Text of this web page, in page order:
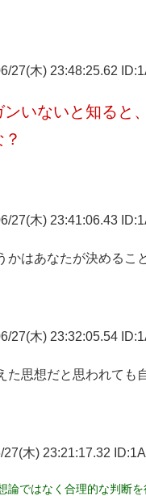
27(木) 23:48:25.62
いないと知ると
27(木) 23:41:06.43
かはあなたが決めるこ
27(木) 23:32:05.54
た思想だと思われても
27(木) 23:21:17.32
論ではなく合理的な判断